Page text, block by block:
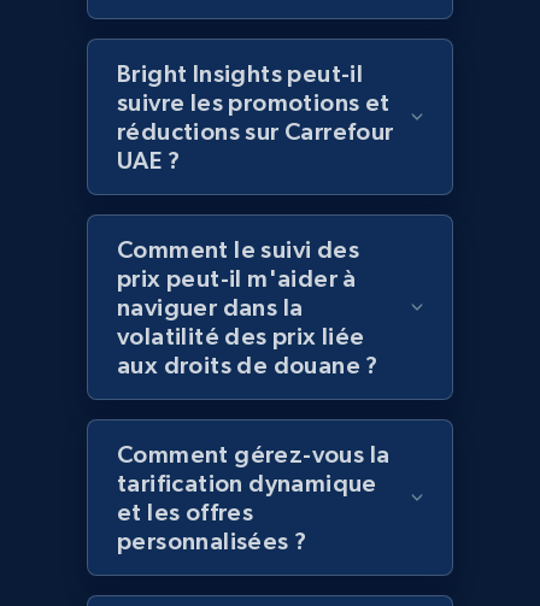
Title, Seller name, Brand, Description, Initial
price, Currency, Availability, Reviews count, and
2.1K+ 375+ Commencer
Home Depot US
URL, Domain, Country code, Model number,
Sku, Product id, Product name, Manufacturer,
and more.
Bright Insights peut-il
suivre les promotions et
réductions sur Carrefour
UAE ?
Comment le suivi des
prix peut-il m'aider à
naviguer dans la
volatilité des prix liée
aux droits de douane ?
Comment gérez-vous la
tarification dynamique
et les offres
personnalisées ?